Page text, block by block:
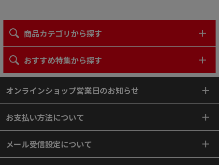
商品カテゴリから探す
おすすめ特集から探す
オンラインショップ営業日のお知らせ
お支払い方法について
メール受信設定について